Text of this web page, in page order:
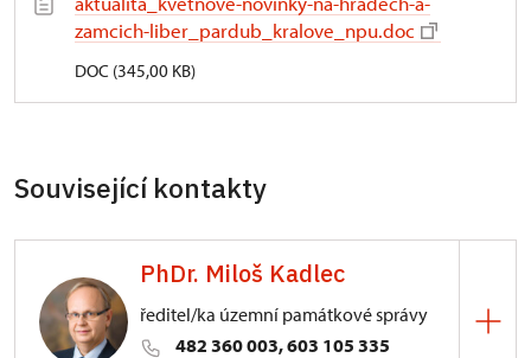
zamcich-liber_pardub_kralove_npu.doc
DOC (345,00 KB)
Související kontakty
PhDr. Miloš Kadlec
ředitel/ka územní památkové správy
482 360 003, 603 105 335